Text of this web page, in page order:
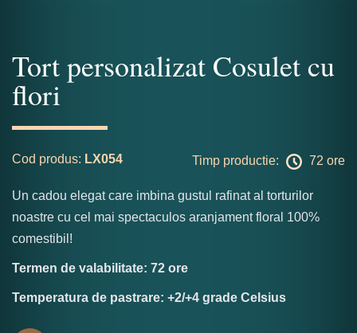
Tort personalizat Cosulet cu
flori
Cod produs: LX054 Timp productie: 72 ore
Un cadou elegat care imbina gustul rafinat al torturilor
noastre cu cel mai spectaculos aranjament floral 100%
comestibil!
Termen de valabilitate: 72 ore
Temperatura de pastrare: +2/+4 grade Celsius